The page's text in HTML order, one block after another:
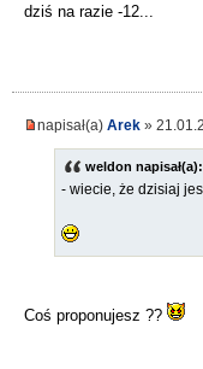
dziś na razie -12...
napisał(a) Arek »
weldon napisał(a):
- wiecie, że dzisiaj
Coś proponujesz ??